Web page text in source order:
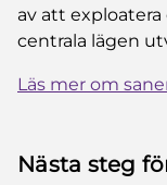
av att
centrala lägen
Läs mer om
Nästa steg